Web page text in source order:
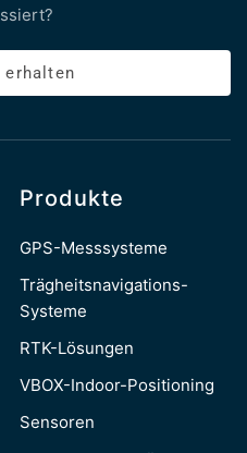
erhalten
Produkte
GPS-Messsysteme
Trägheitsnavigations-
Systeme
RTK-Lösungen
VBOX-Indoor-Positioning
Sensoren